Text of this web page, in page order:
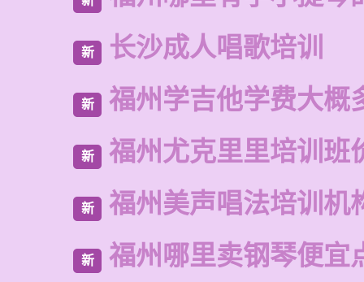
新 长沙成人唱歌培训
新 福州学吉他学费大概
新 福州尤克里里培训班
新 福州美声唱法培训机
新 福州哪里卖钢琴便宜